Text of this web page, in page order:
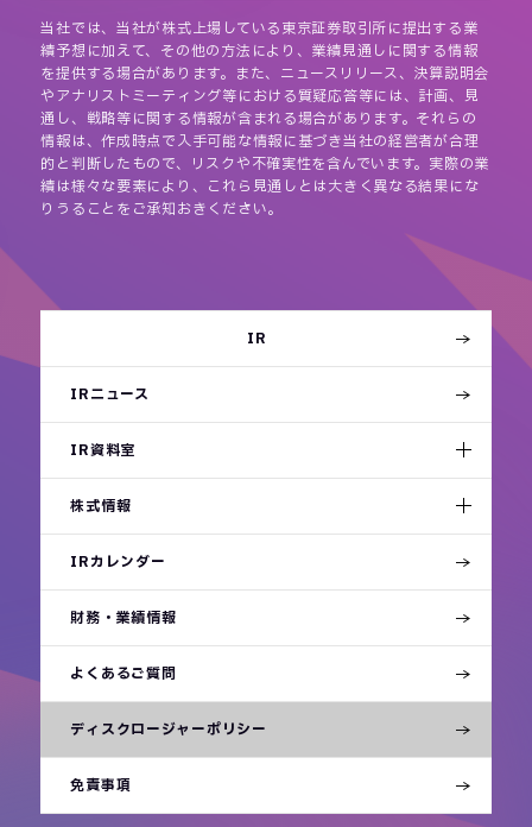
当社では、当社が株式上場している東京証券取引所に提出する業
績予想に加えて、その他の方法により、業績見通しに関する情報
を提供する場合があります。また、ニュースリリース、決算説明会
やアナリストミーティング等における質疑応答等には、計画、見
通し、戦略等に関する情報が含まれる場合があります。それらの
情報は、作成時点で入手可能な情報に基づき当社の経営者が合理
的と判断したもので、リスクや不確実性を含んでいます。実際の業
績は様々な要素により、これら見通しとは大きく異なる結果にな
りうることをご承知おきください。
IR
IRニュース
IR資料室
株式情報
IRカレンダー
財務・業績情報
よくあるご質問
ディスクロージャーポリシー
免責事項